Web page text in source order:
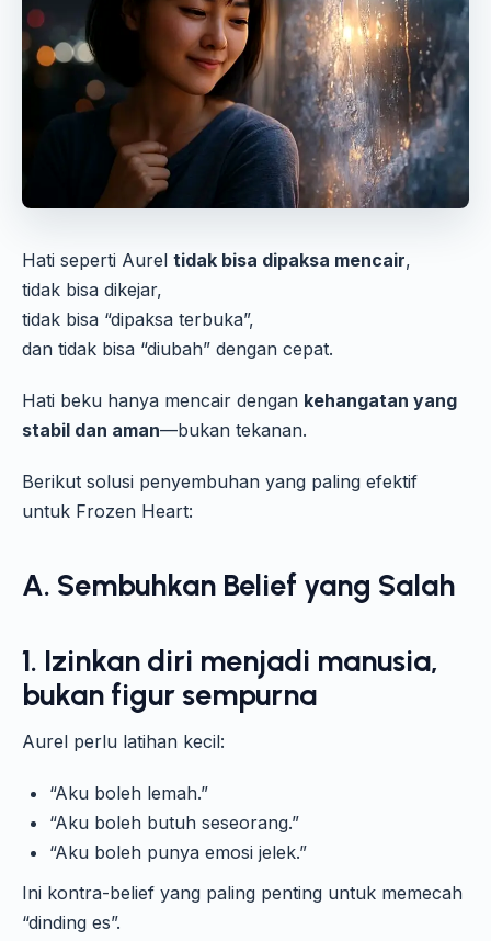
Hati seperti Aurel tidak bisa dipaksa mencair,
tidak bisa dikejar,
tidak bisa “dipaksa terbuka”,
dan tidak bisa “diubah” dengan cepat.
Hati beku hanya mencair dengan kehangatan yang
stabil dan aman—bukan tekanan.
Berikut solusi penyembuhan yang paling efektif
untuk Frozen Heart:
A. Sembuhkan Belief yang Salah
1. Izinkan diri menjadi manusia,
bukan figur sempurna
Aurel perlu latihan kecil:
“Aku boleh lemah.”
“Aku boleh butuh seseorang.”
“Aku boleh punya emosi jelek.”
Ini kontra-belief yang paling penting untuk memecah
“dinding es”.